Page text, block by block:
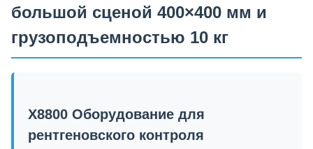
большой сценой 400×400 мм и
грузоподъемностью 10 кг
X8800 Оборудование для
рентгеновского контроля